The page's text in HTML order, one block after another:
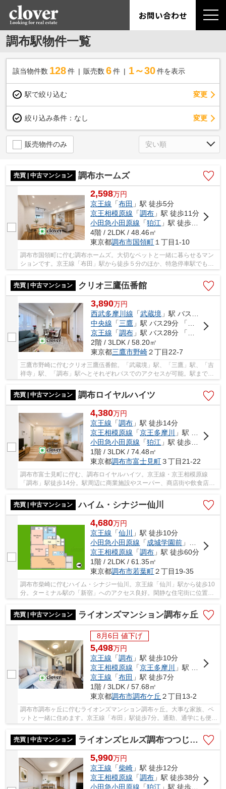
お問い合わせ
調布駅物件一覧
該当物件数 128件 販売数 6 件 1～30 件を表示
駅で絞り込む 変更
絞り込み条件： なし 変更
販売物件のみ
売買 | 中古マンション 調布ホームズ
2,598万円
京王線 「布田 」駅 徒歩5分
京王相模原線 「調布 」駅 徒歩11分
小田急小田原線 「狛江 」駅 徒歩46分
4階 / 2LDK / 48.46㎡
東京都調布市国領町 １丁目1-10
調布市国領町に佇む調布ホームズ。大切なペットと一緒に暮らせるマン
ションです。京王線「布田」駅から徒歩５分のほか、特急停車駅でもあ
る「調布」駅も徒歩11分で利用可能。「国領」...
売買 | 中古マンション
クリオ三鷹伍番館
3,890万円
西武多摩川線 「武蔵境 」駅 バス20分 「吉野南」 停歩2分
中央線 「三鷹」駅 バス29分 「吉野南」 停歩2分
京王線 「調布」駅 バス28分 「調布北高校前」 停歩8分
2階 / 3LDK / 58.20㎡
東京都三鷹市野崎２丁目22-7
三鷹市野崎に佇むクリオ三鷹伍番館。「武蔵境」駅、「三鷹」駅、「吉
祥寺」駅、「調布」駅へとそれぞれバスでのアクセスが可能。駅までの
距離はあるものの、周囲に大型商業施設が複数...
売買 | 中古マンション
調布ロイヤルハイツ
4,380万円
京王線 「調布 」駅 徒歩14分
京王相模原線 「京王多摩川
」駅 徒歩26分
小田急小田原線 「狛江 」駅 徒歩64分
1階 / 3LDK / 74.48㎡
東京都調布市富士見町３丁目21-22
調布市富士見町に佇む、調布ロイヤルハイツ。京王線・京王相模原線
「調布」駅徒歩14分。駅周辺に商業施設やスーパー、商店街や飲食店等
売買 | 中古マンション
ハイム・シナジー仙川
4,680万円
京王線 「仙川
」駅 徒歩10分
小田急小田原線 「成城学園前 」駅 徒歩30分
京王相模原線 「調布 」駅 徒歩60分
1階 / 2LDK / 61.35㎡
東京都調布市若葉町２丁目19-35
調布市柴崎に佇むハイム・シナジー仙川。京王線「仙川」駅から徒歩10
分。ターミナル駅の「新宿」へのアクセス良好。閑静な住宅街に位置
売買 | 中古マンション
ライオンズマンション調布ヶ丘
8月6日 値下げ
5,498万円
京王線 「調布 」駅 徒歩10分
京王相模原線 「京王多摩川
」駅 徒歩29分
京王線 「布田 」駅 徒歩7分
1階 / 3LDK / 57.68㎡
東京都調布市調布ケ丘 ２丁目13-2
調布市調布ヶ丘に佇むライオンズマンション調布ヶ丘。大事な家族、ペ
ットと一緒に住めます。京王線「布田」駅徒歩7分。通勤、通学にも便利
売買 | 中古マンション
ライオンズヒルズ調布つつじヶ丘弐番館
5,990万円
京王線 「柴崎 」駅 徒歩12分
京王相模原線 「調布 」駅 徒歩38分
小田急小田原線 「狛江 」駅 徒歩54分